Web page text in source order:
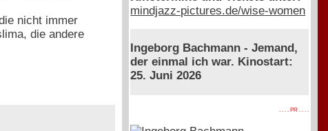
nicht immer
die andere
mindjazz-pictures.de/wise-women
Ingeborg Bachmann - Jemand,
der einmal ich war. Kinostart:
25. Juni 2026
. . . . PR . . . .